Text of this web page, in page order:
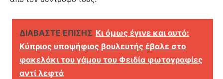
ΔΙΑΒΑΣΤΕ ΕΠΙΣΗΣ Κι όμως έγινε και αυτό:
Κύπριος υποψήφιος βουλευτής έβαλε στο
φακελάκι του γάμου του Φειδία φωτογραφίες
αντί λεφτά